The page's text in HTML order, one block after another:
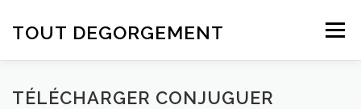
TOUT DEGORGEMENT Menu
TÉLÉCHARGER CONJUGUER